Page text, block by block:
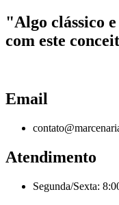
"Algo clássico
com este
Email
Atendimento
Segunda/Sexta: